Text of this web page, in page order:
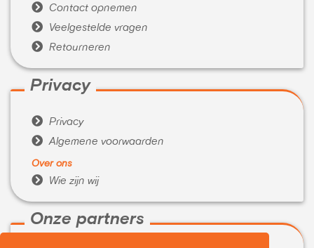
 Contact opnemen
 Veelgestelde vragen
 Retourneren
Privacy
 Privacy
 Algemene voorwaarden
Over ons
 Wie zijn wij
Onze partners